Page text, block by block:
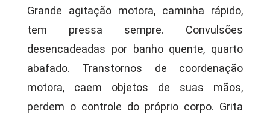
Grande agitação motora, caminha rápido,
tem pressa sempre. Convulsões
desencadeadas por banho quente, quarto
abafado. Transtornos de coordenação
motora, caem objetos de suas mãos,
perdem o controle do próprio corpo. Grita